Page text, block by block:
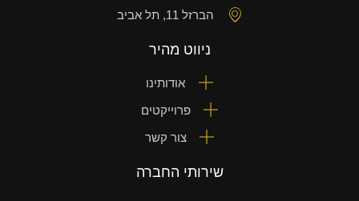
הברזל 11, תל אביב
ניווט מהיר
אודותינו
פרוייקטים
צור קשר
שירותי החברה